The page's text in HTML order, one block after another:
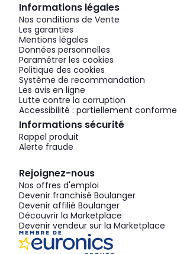
Informations légales
Nos conditions de Vente
Les garanties
Mentions légales
Données personnelles
Paramétrer les cookies
Politique des cookies
Système de recommandation
Les avis en ligne
Lutte contre la corruption
Accessibilité : partiellement conforme
Informations sécurité
Rappel produit
Alerte fraude
Rejoignez-nous
Nos offres d'emploi
Devenir franchisé Boulanger
Devenir affilié Boulanger
Découvrir la Marketplace
Devenir vendeur sur la Marketplace